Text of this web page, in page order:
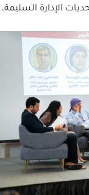
الإدارة السليمة،